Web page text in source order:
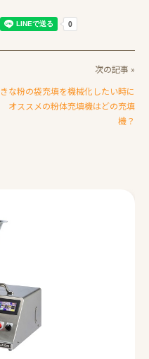
次の記事 »
きな粉の袋充填を機械化したい時に
オススメの粉体充填機はどの充填
機？